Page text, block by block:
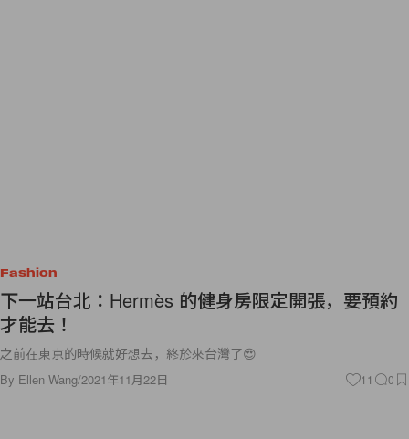
下一站台北：Hermès 的健身房限定開張，要預約
才能去！
之前在東京的時候就好想去，終於來台灣了😍
ByEllen Wang/2021年11月22日